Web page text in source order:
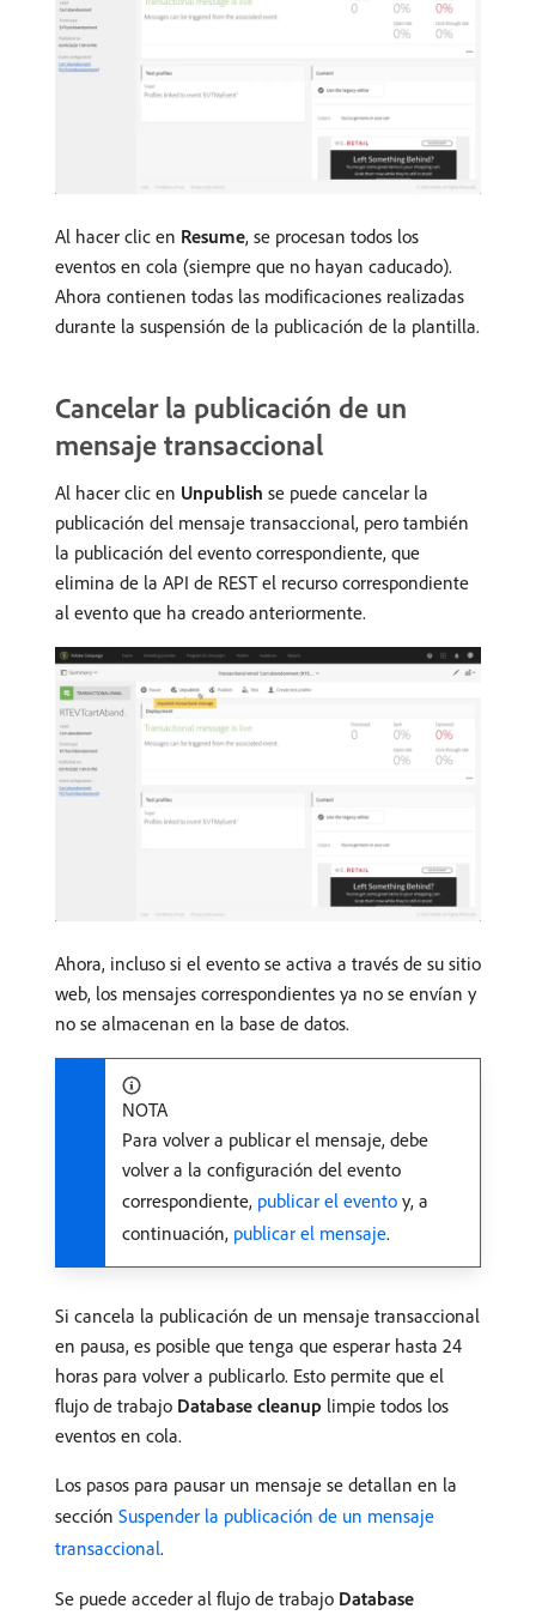
Al hacer clic en Resume, se procesan todos los
eventos en cola (siempre que no hayan caducado).
Ahora contienen todas las modificaciones realizadas
durante la suspensión de la publicación de la plantilla.
Cancelar la publicación de un
mensaje transaccional
Al hacer clic en Unpublish se puede cancelar la
publicación del mensaje transaccional, pero también
la publicación del evento correspondiente, que
elimina de la API de REST el recurso correspondiente
al evento que ha creado anteriormente.
Ahora, incluso si el evento se activa a través de su sitio
web, los mensajes correspondientes ya no se envían y
no se almacenan en la base de datos.
NOTA
Para volver a publicar el mensaje, debe
volver a la configuración del evento
correspondiente, publicar el evento y, a
continuación, publicar el mensaje.
Si cancela la publicación de un mensaje transaccional
en pausa, es posible que tenga que esperar hasta 24
horas para volver a publicarlo. Esto permite que el
flujo de trabajo Database cleanup limpie todos los
eventos en cola.
Los pasos para pausar un mensaje se detallan en la
sección Suspender la publicación de un mensaje
transaccional.
Se puede acceder al flujo de trabajo Database